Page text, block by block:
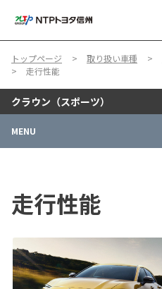
トップページ 取り扱い車種
走行性能
クラウン（スポーツ）
MENU
走行性能